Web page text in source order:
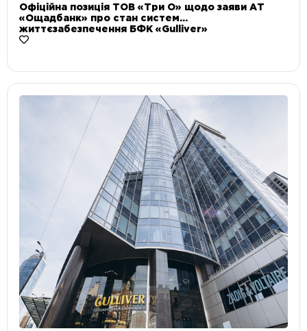
Офіційна позиція ТОВ «Три О» щодо заяви АТ
«Ощадбанк» про стан систем
життєзабезпечення БФК «Gulliver»